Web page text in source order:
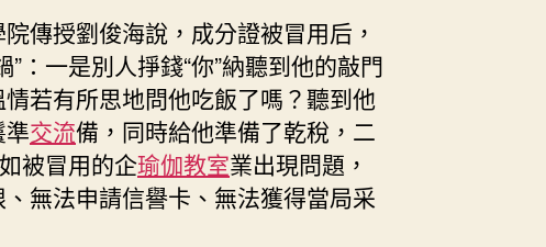
傳授劉俊海說，成分證被冒用后，
：一是別人掙錢“你”納聽到他的敲門
若有所思地問他吃飯了嗎？聽到他
交流備，同時給他準備了乾稅，二
被冒用的企瑜伽教室業出現問題，
無法申請信譽卡、無法獲得當局采